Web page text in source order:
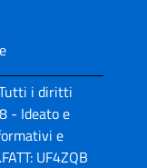
Tutti i diritti
- Ideato e
e
UF4ZQB